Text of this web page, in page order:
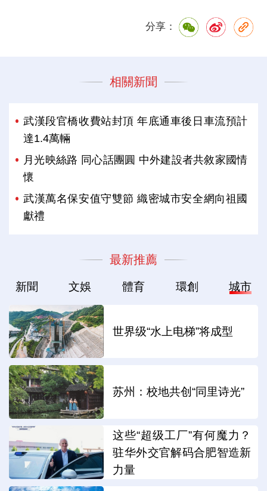
分享：
相關新聞
武漢段官橋收費站封頂 年底通車後日車流預計
達1.4萬輛
月光映絲路 同心話團圓 中外建設者共敘家國情
懷
武漢萬名保安值守雙節 織密城市安全網向祖國
獻禮
最新推薦
新聞 文娛 體育 環創 城市
世界级“水上电梯”将成型
苏州：校地共创“同里诗光”
这些“超级工厂”有何魔力？
驻华外交官解码合肥智造新
力量